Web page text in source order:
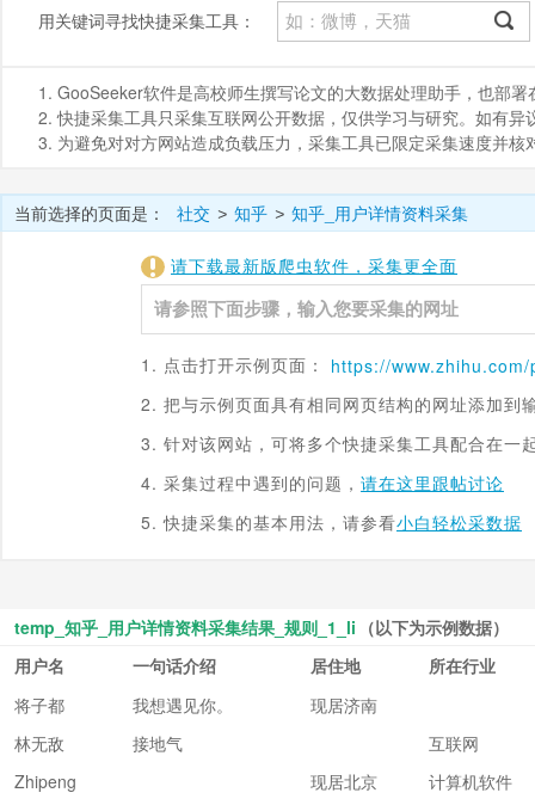
用关键词寻找快捷采集工具：
1. GooSeeker软件是高校师生撰写论文的大数据处理助手，也部
2. 快捷采集工具只采集互联网公开数据，仅供学习与研究。如有
3. 为避免对对方网站造成负载压力，采集工具已限定采集速度并
当前选择的页面是： 社交 > 知乎 > 知乎_用户详情资料采集
请下载最新版爬虫软件，采集更全面
1. 点击打开示例页面： https://www.zhihu.com/
2. 把与示例页面具有相同网页结构的网址添加到
3. 针对该网站，可将多个快捷采集工具配合在一
4. 采集过程中遇到的问题， 请在这里跟帖讨论
5. 快捷采集的基本用法，请参看小白轻松采数据
temp_知乎_用户详情资料采集结果_规则_1_li （以下为示例数据）
用户名
一句话介绍 居住地
所在行业
将子都
我想遇见你。
现居济南
林无敌
接地气
互联网
Zhipeng
现居北京
计算机软件